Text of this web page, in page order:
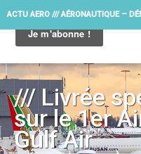
ACTU AERO /// AÉRONAUTIQUE –
/// Livrée
sur le 1er
Gulf Air